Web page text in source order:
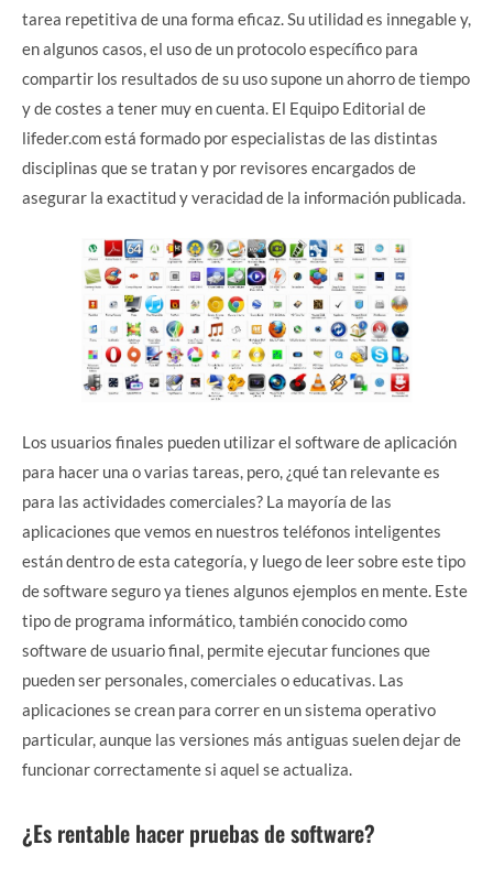
tarea repetitiva de una forma eficaz. Su utilidad es innegable y,
en algunos casos, el uso de un protocolo específico para
compartir los resultados de su uso supone un ahorro de tiempo
y de costes a tener muy en cuenta. El Equipo Editorial de
lifeder.com está formado por especialistas de las distintas
disciplinas que se tratan y por revisores encargados de
asegurar la exactitud y veracidad de la información publicada.
Los usuarios finales pueden utilizar el software de aplicación
para hacer una o varias tareas, pero, ¿qué tan relevante es
para las actividades comerciales? La mayoría de las
aplicaciones que vemos en nuestros teléfonos inteligentes
están dentro de esta categoría, y luego de leer sobre este tipo
de software seguro ya tienes algunos ejemplos en mente. Este
tipo de programa informático, también conocido como
software de usuario final, permite ejecutar funciones que
pueden ser personales, comerciales o educativas. Las
aplicaciones se crean para correr en un sistema operativo
particular, aunque las versiones más antiguas suelen dejar de
funcionar correctamente si aquel se actualiza.
¿Es rentable hacer pruebas de software?